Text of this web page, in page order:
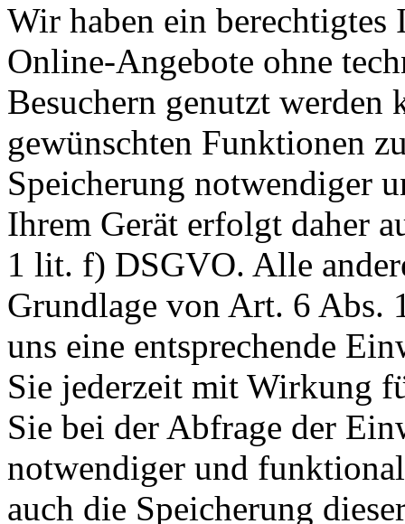
Wir haben ein berechtigtes
Online-Angebote ohne
Besuchern genutzt werden
gewünschten Funktionen
Speicherung notwendiger
Ihrem Gerät erfolgt daher
1 lit. f) DSGVO. Alle
Grundlage von Art. 6 Abs.
uns eine entsprechende
Sie jederzeit mit Wirkung
Sie bei der Abfrage der
notwendiger und
auch die Speicherung